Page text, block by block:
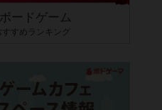
ードゲーム
すすめランキング